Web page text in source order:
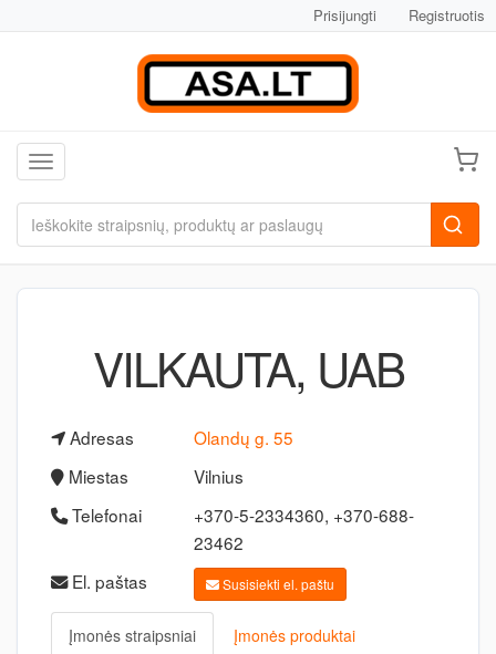
Prisijungti Registruotis
Toggle navigation
VILKAUTA, UAB
Adresas
Olandų g. 55
Miestas
Vilnius
Telefonai
+370-5-2334360, +370-688-
23462
El. paštas
Susisiekti el. paštu
Įmonės straipsniai Įmonės produktai